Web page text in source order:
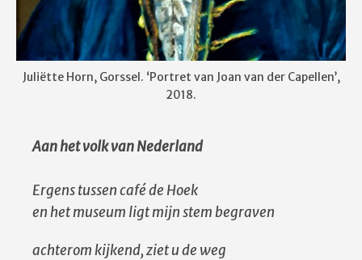
Juliëtte Horn, Gorssel. ‘Portret van Joan van der Capellen’,
2018.
Aan het volk van Nederland
Ergens tussen café de Hoek
en het museum ligt mijn stem begraven
achterom kijkend, ziet u de weg